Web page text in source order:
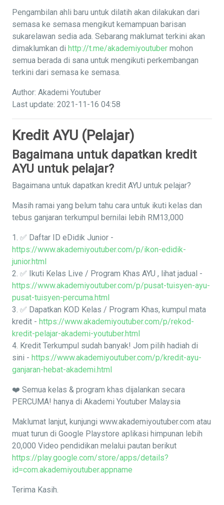
Pengambilan ahli baru untuk dilatih akan dilakukan dari
semasa ke semasa mengikut kemampuan barisan
sukarelawan sedia ada. Sebarang maklumat terkini akan
dimaklumkan di http://t.me/akademiyoutuber mohon
semua berada di sana untuk mengikuti perkembangan
terkini dari semasa ke semasa.
Author: Akademi Youtuber
Last update: 2021-11-16 04:58
Kredit AYU (Pelajar)
Bagaimana untuk dapatkan kredit
AYU untuk pelajar?
Bagaimana untuk dapatkan kredit AYU untuk pelajar?
Masih ramai yang belum tahu cara untuk ikuti kelas dan
tebus ganjaran terkumpul bernilai lebih RM13,000
1. ✅ Daftar ID eDidik Junior -
https://www.akademiyoutuber.com/p/ikon-edidik-
junior.html
2. ✅ Ikuti Kelas Live / Program Khas AYU , lihat jadual -
https://www.akademiyoutuber.com/p/pusat-tuisyen-ayu-
pusat-tuisyen-percuma.html
3. ✅ Dapatkan KOD Kelas / Program Khas, kumpul mata
kredit - https://www.akademiyoutuber.com/p/rekod-
kredit-pelajar-akademi-youtuber.html
4. Kredit Terkumpul sudah banyak! Jom pilih hadiah di
sini - https://www.akademiyoutuber.com/p/kredit-ayu-
ganjaran-hebat-akademi.html
❤️ Semua kelas & program khas dijalankan secara
PERCUMA! hanya di Akademi Youtuber Malaysia
Maklumat lanjut, kunjungi www.akademiyoutuber.com atau
muat turun di Google Playstore aplikasi himpunan lebih
20,000 Video pendidikan melalui pautan berikut
https://play.google.com/store/apps/details?
id=com.akademiyoutuber.appname
Terima Kasih.